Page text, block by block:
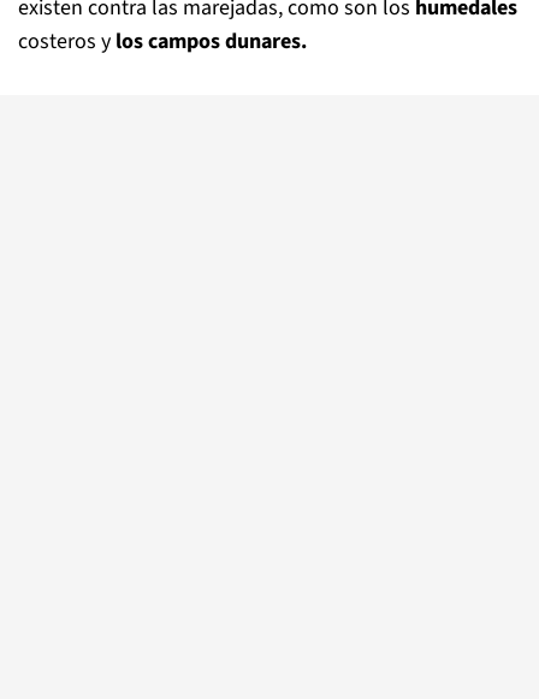
existen contra las marejadas, como son los humedales
costeros y los campos dunares.